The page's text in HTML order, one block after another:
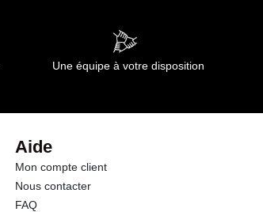
Une équipe à votre disposition
Aide
Mon compte client
Nous contacter
FAQ